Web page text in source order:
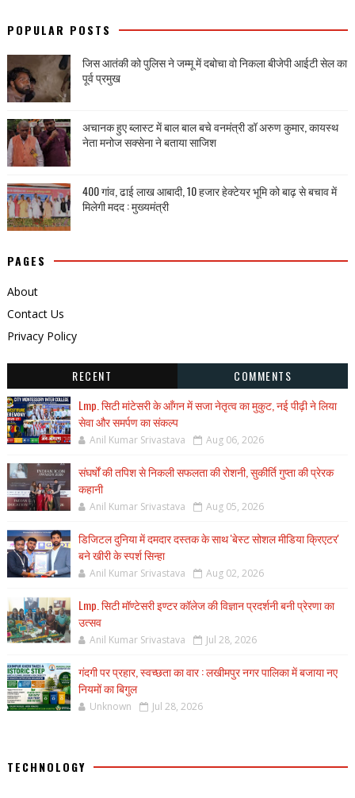
POPULAR POSTS
जिस आतंकी को पुलिस ने जम्मू में दबोचा वो निकला बीजेपी आईटी सेल का
पूर्व प्रमुख
अचानक हुए ब्लास्ट में बाल बाल बचे वनमंत्री डॉ अरुण कुमार, कायस्थ
नेता मनोज सक्सेना ने बताया साजिश
400 गांव, ढाई लाख आबादी, 10 हजार हेक्टेयर भूमि को बाढ़ से बचाव में
मिलेगी मदद : मुख्यमंत्री
PAGES
About
Contact Us
Privacy Policy
RECENT
COMMENTS
Lmp. सिटी मांटेसरी के आँगन में सजा नेतृत्व का मुकुट, नई पीढ़ी ने लिया
सेवा और समर्पण का संकल्प
Anil Kumar Srivastava Aug 06, 2026
संघर्षों की तपिश से निकली सफलता की रोशनी, सुकीर्ति गुप्ता की प्रेरक
कहानी
Anil Kumar Srivastava Aug 05, 2026
डिजिटल दुनिया में दमदार दस्तक के साथ 'बेस्ट सोशल मीडिया क्रिएटर'
बने खीरी के स्पर्श सिन्हा
Anil Kumar Srivastava Aug 02, 2026
Lmp. सिटी मॉण्टेसरी इण्टर कॉलेज की विज्ञान प्रदर्शनी बनी प्रेरणा का
उत्सव
Anil Kumar Srivastava Jul 28, 2026
गंदगी पर प्रहार, स्वच्छता का वार : लखीमपुर नगर पालिका में बजाया नए
नियमों का बिगुल
Unknown Jul 28, 2026
TECHNOLOGY